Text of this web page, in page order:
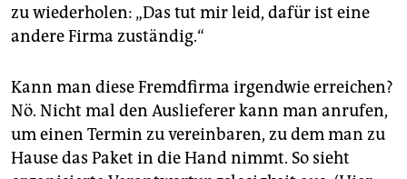
zu wiederholen: „Das tut mir leid, dafür ist eine
andere Firma zuständig.“
Kann man diese Fremdfirma irgendwie erreichen?
Nö. Nicht mal den Auslieferer kann man anrufen,
um einen Termin zu vereinbaren, zu dem man zu
Hause das Paket in die Hand nimmt. So sieht